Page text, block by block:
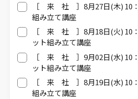
［ 来 社 ］8月27日(木) 10：
組み立て講座
［ 来 社 ］8月18日(火) 10：
ット組み立て講座
［ 来 社 ］9月02日(水) 10：
ット組み立て講座
［ 来 社 ］8月19日(水) 10
組み立て講座